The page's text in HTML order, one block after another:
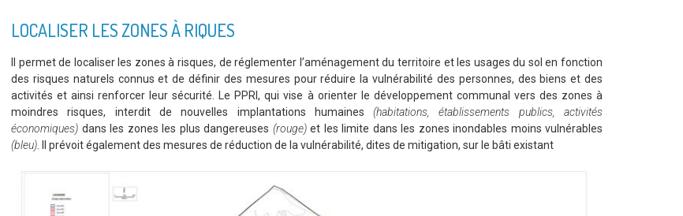
LOCALISER LES ZONES À RIQUES
Il permet de localiser les zones à risques, de réglementer l’aménagement du territoire et les usages du sol en fonction
des risques naturels connus et de définir des mesures pour réduire la vulnérabilité des personnes, des biens et des
activités et ainsi renforcer leur sécurité. Le PPRI, qui vise à orienter le développement communal vers des zones à
moindres risques, interdit de nouvelles implantations humaines(habitations, établissements publics, activités
économiques) dans les zones les plus dangereuses (rouge)et les limite dans les zones inondables moins vulnérables
(bleu) . Il prévoit également des mesures de réduction de la vulnérabilité, dites de mitigation, sur le bâti existant